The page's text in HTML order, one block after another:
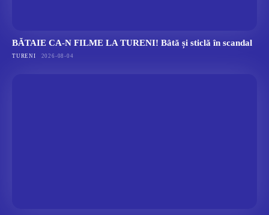
BĂTAIE CA-N FILME LA TURENI! Bâtă și sticlă în scandal
TURENI 2026-08-04